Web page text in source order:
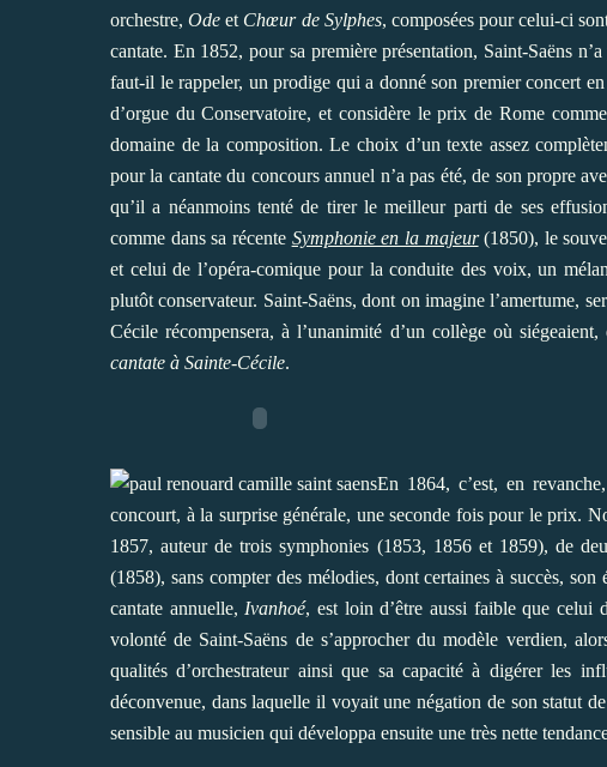
orchestre,Ode et Chœur de Sylphes, composées pour celui-ci
cantate. En 1852, pour sa première présentation, Saint-Saëns
faut-il le rappeler, un prodige qui a donné son premier concert
d’orgue du Conservatoire, et considère le prix de Rome
domaine de la composition. Le choix d’un texte assez
pour la cantate du concours annuel n’a pas été, de son propre
qu’il a néanmoins tenté de tirer le meilleur parti de ses
comme dans sa récente Symphonie en la majeur(1850), le
et celui de l’opéra-comique pour la conduite des voix, un
plutôt conservateur. Saint-Saëns, dont on imagine l’amertume,
Cécile récompensera, à l’unanimité d’un collège où
cantate à Sainte-Cécile.
En 1864, c’est, en
concourt, à la surprise générale, une seconde fois pour le prix.
1857, auteur de trois symphonies (1853, 1856 et 1859), de
(1858), sans compter des mélodies, dont certaines à succès,
cantate annuelle, Ivanhoé, est loin d’être aussi faible que celui
volonté de Saint-Saëns de s’approcher du modèle verdien,
qualités d’orchestrateur ainsi que sa capacité à digérer les
déconvenue, dans laquelle il voyait une négation de son statut
sensible au musicien qui développa ensuite une très nette